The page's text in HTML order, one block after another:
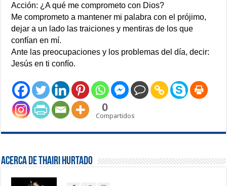
Acción: ¿A qué me comprometo con Dios?
Me comprometo a mantener mi palabra con el prójimo,
dejar a un lado las traiciones y mentiras de los que
confían en mí.
Ante las preocupaciones y los problemas del día, decir:
Jesús en ti confío.
0
Compartidos
Acerca de Thairi Hurtado